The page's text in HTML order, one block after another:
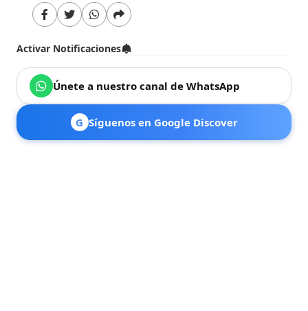
Activar Notificaciones
Únete a nuestro canal de WhatsApp
G Síguenos en Google Discover